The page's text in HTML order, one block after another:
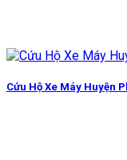
Cứu Hộ Xe Máy Huyện